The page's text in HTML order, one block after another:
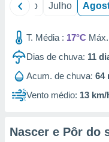
Junho Julho
T. Média : 17°C
Dias de chuva: 11
Acum. de chuva: 64
Vento médio: 13 km/
Nascer e Pôr do